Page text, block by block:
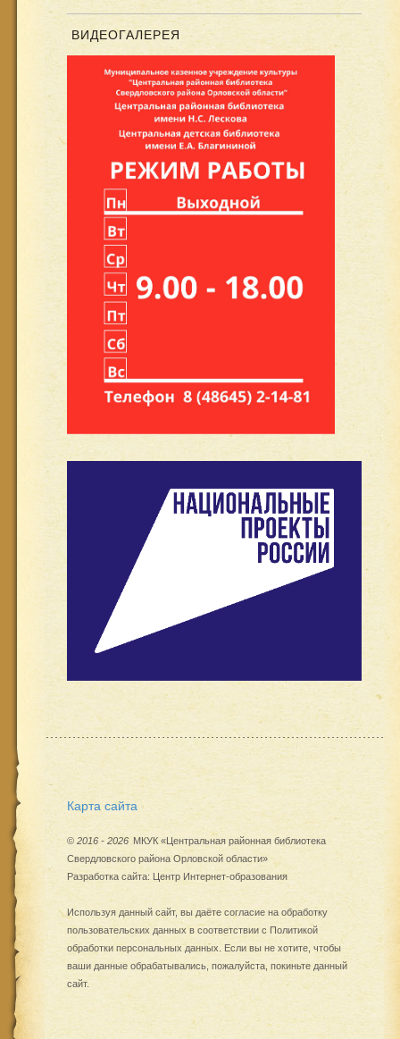
ВИДЕОГАЛЕРЕЯ
Карта сайта
© 2016 - 2026 МКУК «Центральная районная библиотека
Свердловского района Орловской области»
Разработка сайта: Центр Интернет-образования
Используя данный сайт, вы даёте согласие на обработку
пользовательских данных в соответствии с Политикой
обработки персональных данных . Если вы не хотите, чтобы
ваши данные обрабатывались, пожалуйста, покиньте данный
сайт.